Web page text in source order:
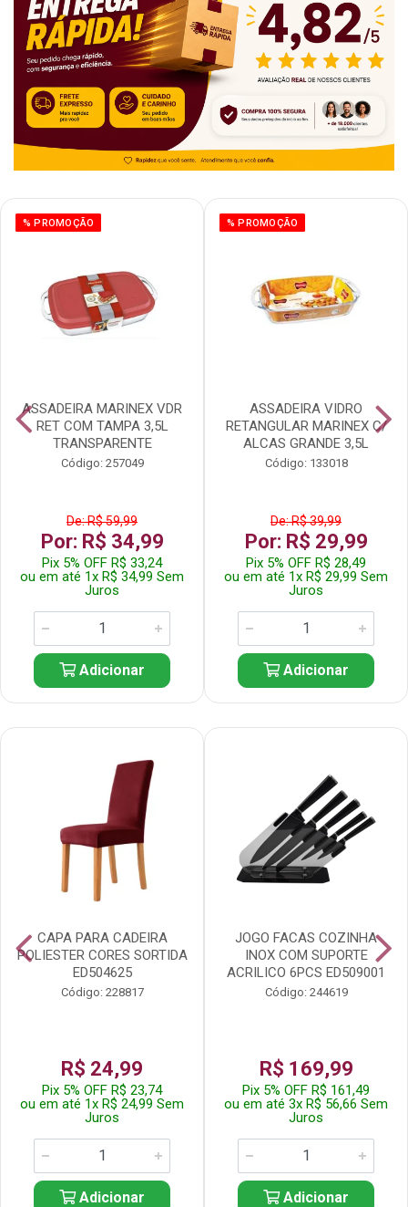
% PROMOÇÃO
ASSADEIRA MARINEX VDR
RET COM TAMPA 3,5L
TRANSPARENTE
Código: 257049
De: R$ 59,99
Por: R$ 34,99
Pix 5% OFF R$ 33,24
ou em até 1x R$ 34,99 Sem
Juros
Adicionar
% PROMOÇÃO
ASSADEIRA VIDRO
RETANGULAR MARINEX C/
ALCAS GRANDE 3,5L
Código: 133018
De: R$ 39,99
Por: R$ 29,99
Pix 5% OFF R$ 28,49
ou em até 1x R$ 29,99 Sem
Juros
Adicionar
CAPA PARA CADEIRA
POLIESTER CORES SORTIDA
ED504625
Código: 228817
R$ 24,99
Pix 5% OFF R$ 23,74
ou em até 1x R$ 24,99 Sem
Juros
Adicionar
JOGO FACAS COZINHA
INOX COM SUPORTE
ACRILICO 6PCS ED509001
Código: 244619
R$ 169,99
Pix 5% OFF R$ 161,49
ou em até 3x R$ 56,66 Sem
Juros
Adicionar